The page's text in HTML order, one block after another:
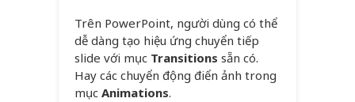
Trên PowerPoint, người dùng có thể
dễ dàng tạo hiệu ứng chuyển tiếp
slide với mục Transitions sẵn có.
Hay các chuyển động điển ảnh trong
mục Animations.